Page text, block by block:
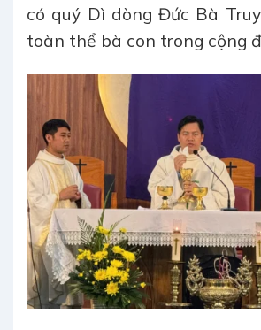
có quý Dì dòng Đức Bà
toàn thể bà con trong cộng